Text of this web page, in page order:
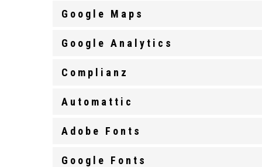
Google Maps
Google Analytics
Complianz
Automattic
Adobe Fonts
Google Fonts